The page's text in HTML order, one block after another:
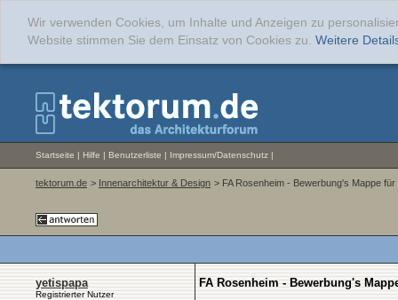
Wir verwenden Cookies, um Inhalte und Anzeigen zu
Website stimmen Sie dem Einsatz von Cookies zu. Weitere
Startseite | Hilfe | Benutzerliste | Impressum/Datenschutz |
tektorum.de > Innenarchitektur & Design > FA Rosenheim - Bewerbung's Mappe für
yetispapa
Registrierter Nutzer
FA Rosenheim - Bewerbung's